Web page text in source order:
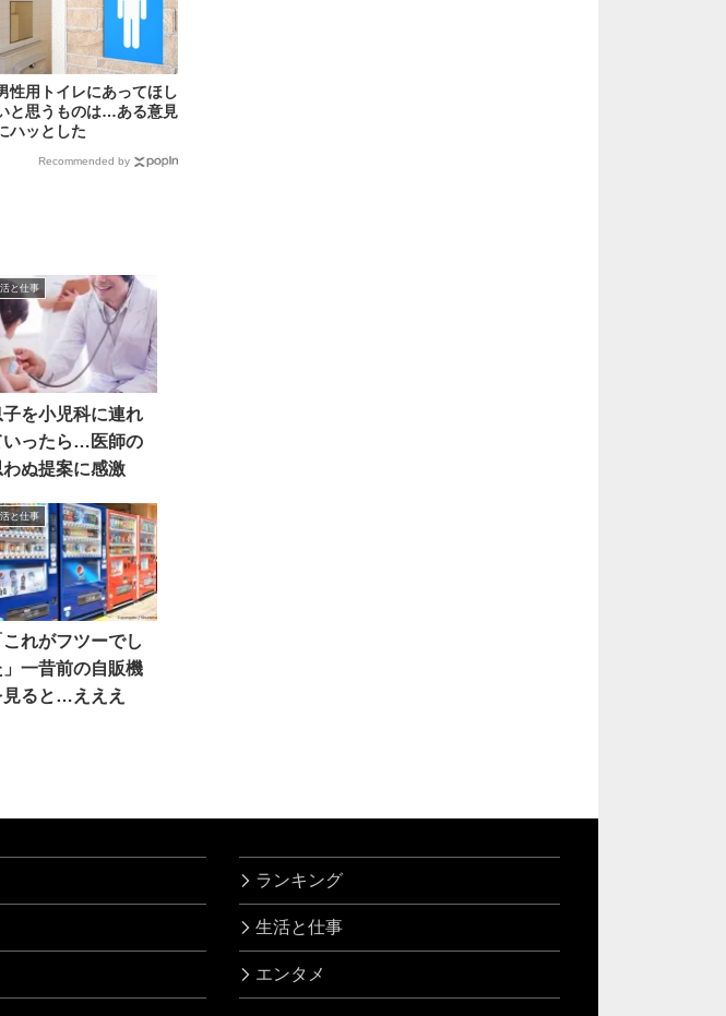
性用トイレにあってほし
と思うものは…ある意見
ハッとした
Recommended by
と仕事
子を小児科に連れ
いったら…医師の
わぬ提案に感激
と仕事
これがフツーでし
」一昔前の自販機
見ると…えええ
ランキング
生活と仕事
エンタメ